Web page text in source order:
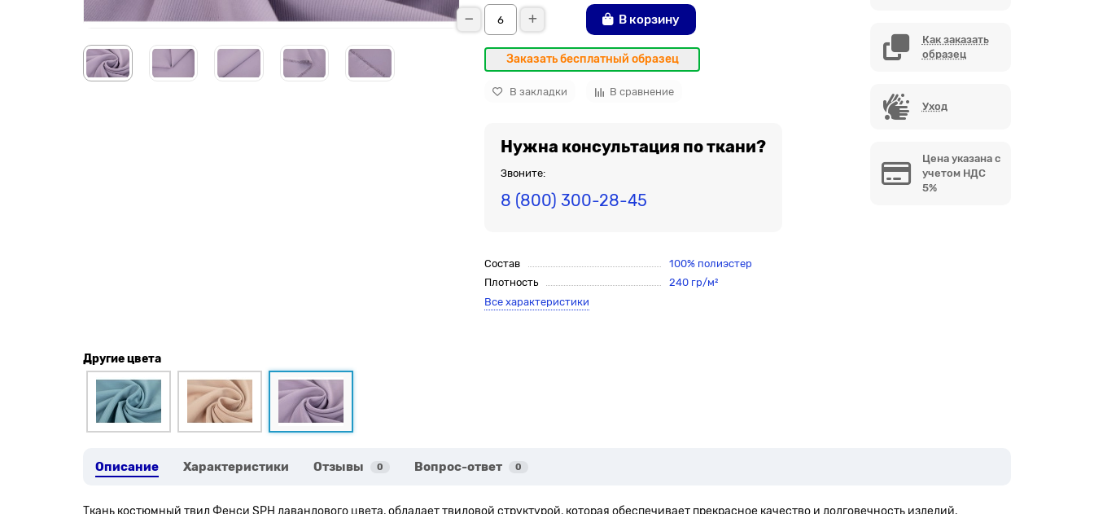
В корзину
Заказать бесплатный образец
В закладки В сравнение
Нужна консультация по ткани?
Звоните:
8 (800) 300-28-45
Состав
100% полиэстер
Плотность
240 гр/м²
Все характеристики
Как заказать
образец
Уход
Цена указана с
учетом НДС
5%
Другие цвета
Описание Характеристики Отзывы 0 Вопрос-ответ 0
Ткань костюмный твил Фенси SPH лавандового цвета, обладает твиловой структурой, которая обеспечивает прекрасное качество и долговечность изделий.